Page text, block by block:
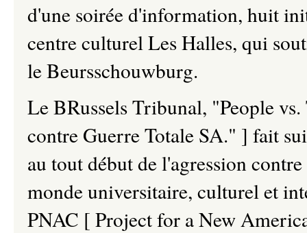
d'une soirée d'information, huit
centre culturel Les Halles, qui
le Beursschouwburg.
Le BRussels Tribunal, "People
contre Guerre Totale SA." ] fait
au tout début de l'agression
monde universitaire, culturel et
PNAC [ Project for a New